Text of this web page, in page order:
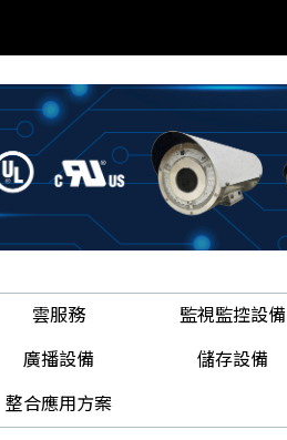
雲服務 監視監控設備
廣播設備 儲存設備
整合應用方案